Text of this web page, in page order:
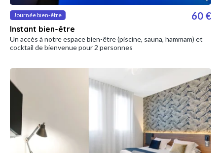
Journée bien-être
Instant bien-être
60 €
Un accès à notre espace bien-être (piscine, sauna, hammam) et
cocktail de bienvenue pour 2 personnes